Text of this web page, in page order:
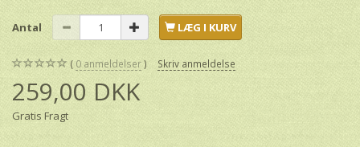
Antal LÆG I KURV
0 anmeldelser Skriv anmeldelse
259,00 DKK
Gratis Fragt